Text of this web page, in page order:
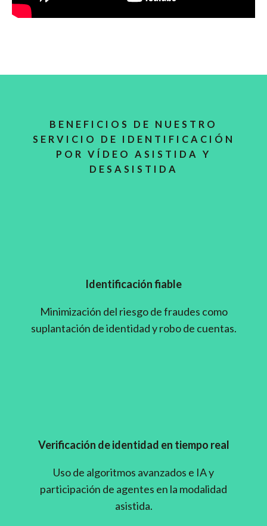
BENEFICIOS DE NUESTRO
SERVICIO DE IDENTIFICACIÓN
POR VÍDEO ASISTIDA Y
DESASISTIDA
Identificación fiable
Minimización del riesgo de fraudes como
suplantación de identidad y robo de cuentas.
Verificación de identidad en tiempo real
Uso de algoritmos avanzados e IA y
participación de agentes en la modalidad
asistida.